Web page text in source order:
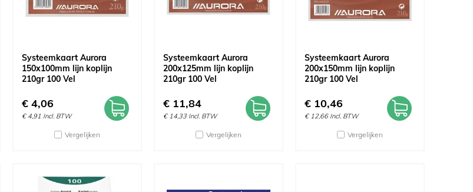
Systeemkaart Aurora
150x100mm lijn koplijn
210gr 100 Vel
€ 4,06
€ 4,91 Incl. BTW
Vergelijken
Systeemkaart Aurora
200x125mm lijn koplijn
210gr 100 Vel
€ 11,84
€ 14,33 Incl. BTW
Vergelijken
Systeemkaart Aurora
200x150mm lijn koplijn
210gr 100 Vel
€ 10,46
€ 12,66 Incl. BTW
Vergelijken